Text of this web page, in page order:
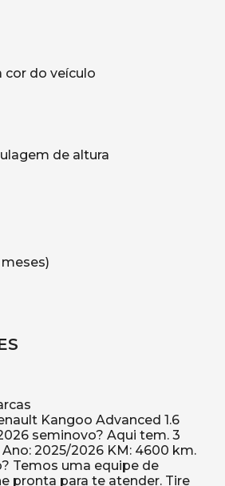
cor do veículo
de altura
Kangoo Advanced 1.6
seminovo? Aqui tem. 3
2025/2026 KM: 4600 km.
Temos uma equipe de
pronta para te atender. Tire